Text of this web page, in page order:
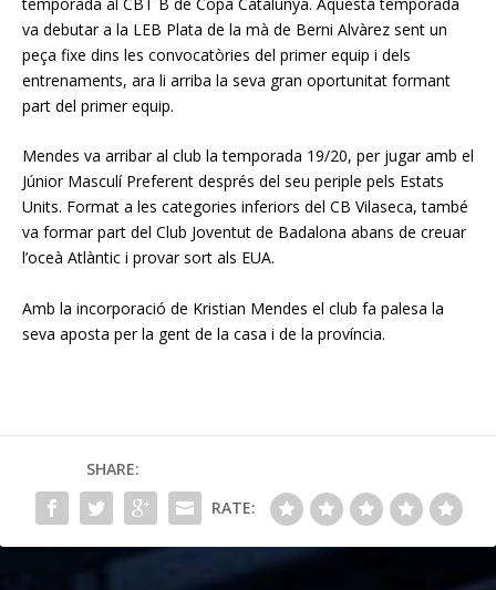
va debutar a la LEB Plata de la mà de Berni Alvàrez sent un
peça fixe dins les convocatòries del primer equip i dels
entrenaments, ara li arriba la seva gran oportunitat formant
part del primer equip.
Mendes va arribar al club la temporada 19/20, per jugar amb el
Júnior Masculí Preferent després del seu periple pels Estats
Units. Format a les categories inferiors del CB Vilaseca, també
va formar part del Club Joventut de Badalona abans de creuar
l’oceà Atlàntic i provar sort als EUA.
Amb la incorporació de Kristian Mendes el club fa palesa la
seva aposta per la gent de la casa i de la província.
SHARE:
RATE: